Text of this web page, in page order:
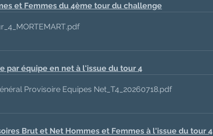
et Femmes du 4ème tour du challenge
.pdf
par équipe en net à l'issue du tour 4
Provisoire Equipes Net_T4_20260718.pdf
Brut et Net Hommes et Femmes à l'issue du tour 4